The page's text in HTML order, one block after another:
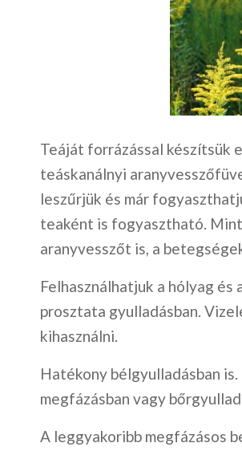
Teáját forrázással készítsük
teáskanálnyi
leszűrjük és már
teaként is fogyasztható.
aranyvesszőt is, a
Felhasználhatjuk a hólyag
prosztata gyulladásban.
kihasználni.
Hatékony bélgyulladásban
megfázásban vagy
A leggyakoribb megfázásos